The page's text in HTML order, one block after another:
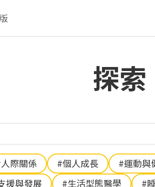
探索
際關係 #個人成長 #運動與
援與發展 #生活型態醫學 #